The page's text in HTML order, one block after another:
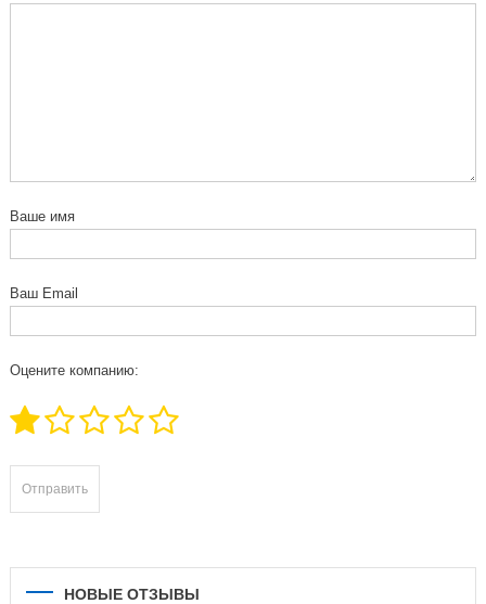
Ваше имя
Ваш Email
Оцените компанию:
НОВЫЕ ОТЗЫВЫ